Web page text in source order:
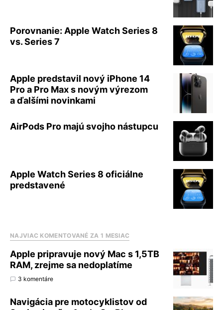
Porovnanie: Apple Watch Series 8
vs. Series 7
Apple predstavil nový iPhone 14
Pro a Pro Max s novým výrezom
a ďalšími novinkami
AirPods Pro majú svojho nástupcu
Apple Watch Series 8 oficiálne
predstavené
NAJVIAC KOMENTOVANÉ ZA 1 MESIAC
Apple pripravuje nový Mac s 1,5TB
RAM, zrejme sa nedoplatíme
3 komentáre
Navigácia pre motocyklistov od